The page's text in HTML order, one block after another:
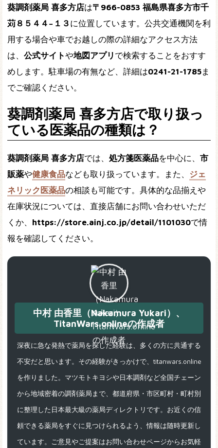
葵調剤薬局 喜多方店は〒966-0853 福島県喜多方市千
苅８５４４−１３ に位置しています。公共交通機関を利
用する場合や車でお越しの際の詳細なアクセス方法
は、 公式サイトや地図アプリ で検索することをおすす
めします。駐車場の有無など、詳細は0241-21-1785ま
でご確認ください。
葵調剤薬局 喜多方店で取り扱っ
ている医薬品の種類は？
葵調剤薬局 喜多方店では、 処方箋医薬品を中心に、 市
販薬や健康食品なども取り扱っています。また、 ジェ
ネリック医薬品の相談も可能です。具体的な品揃えや
在庫状況については、直接店舗にお問い合わせいただ
くか、 https://store.ainj.co.jp/detail/1101030で情
報を確認してください。
中村 由香里（Nakamura Yukari）、
TitanWars.onlineの作成者
深夜に急な発熱で薬局を探した経験は、多くの方に共通する
不安だと思います。その経験がきっかけで、titanwars.online
を作りました。マツモトキヨシや日本調剤など全国チェーン
から地域密着の調剤薬局まで、都道府県・市区町村・町村別
に整理した日本最大級の薬局ディレクトリです。お近くの信
頼できる薬局をすぐに見つけられるよう、情報は随時更新し
ています。ご意見やご提案はお問い合わせページからお気軽